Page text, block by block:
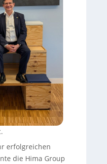
erfolgreichen
die Hima Group